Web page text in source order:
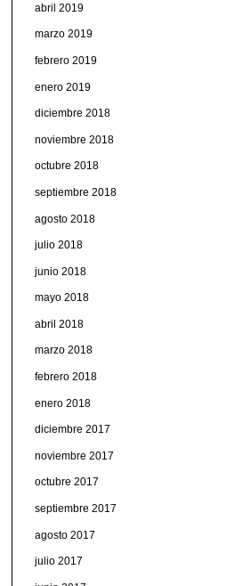
abril 2019
marzo 2019
febrero 2019
enero 2019
diciembre 2018
noviembre 2018
octubre 2018
septiembre 2018
agosto 2018
julio 2018
junio 2018
mayo 2018
abril 2018
marzo 2018
febrero 2018
enero 2018
diciembre 2017
noviembre 2017
octubre 2017
septiembre 2017
agosto 2017
julio 2017